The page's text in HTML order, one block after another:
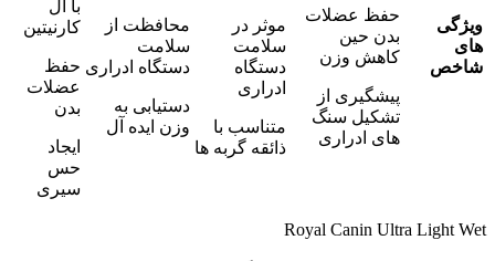
ویژگی
های
شاخص
حفظ عضلات
بدن حین
کاهش وزن
پیشگیری از
تشکیل سنگ
های ادراری
موثر در
سلامت
دستگاه
ادراری
متناسب با
ذائقه گربه ها
محافظت از
سلامت
دستگاه ادراری
دستیابی به
وزن ایده آل
با ال
کارنیتین
حفظ
عضلات
بدن
ایجاد
حس
سیری
Royal Canin Ultra Light Wet